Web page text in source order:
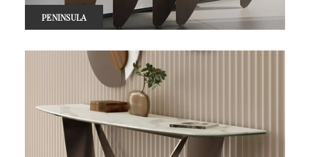
PENINSULA